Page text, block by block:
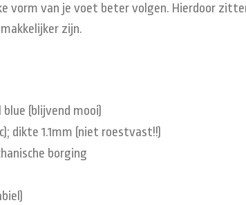
vorm van je voet beter volgen. Hierdoor
zijn.
(blijvend mooi)
dikte 1.1mm (niet roestvast!!)
borging